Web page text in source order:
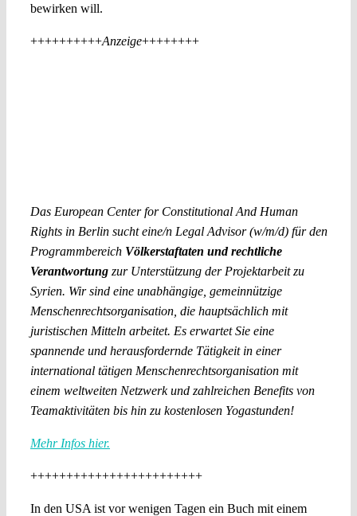
bewirken will.
++++++++++Anzeige++++++++
Das European Center for Constitutional And Human
Rights in Berlin sucht eine/n Legal Advisor (w/m/d) für den
Programmbereich Völkerstaftaten und rechtliche
Verantwortungzur Unterstützung der Projektarbeit zu
Syrien. Wir sind eine unabhängige, gemeinnützige
Menschenrechtsorganisation, die hauptsächlich mit
juristischen Mitteln arbeitet. Es erwartet Sie eine
spannende und herausfordernde Tätigkeit in einer
international tätigen Menschenrechtsorganisation mit
einem weltweiten Netzwerk und zahlreichen Benefits von
Teamaktivitäten bis hin zu kostenlosen Yogastunden!
Mehr Infos hier.
++++++++++++++++++++++++
In den USA ist vor wenigen Tagen ein Buch mit einem